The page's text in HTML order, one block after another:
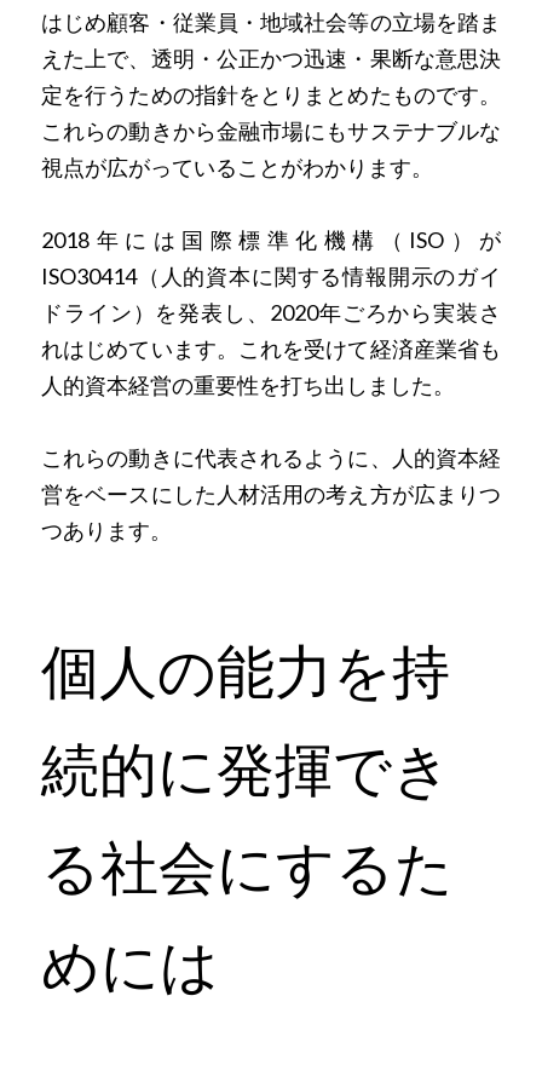
はじめ顧客・従業員・地域社会等の立場を踏ま
えた上で、透明・公正かつ迅速・果断な意思決
定を行うための指針をとりまとめたものです。
これらの動きから金融市場にもサステナブルな
視点が広がっていることがわかります。
2018年には国際標準化機構（ISO）が
ISO30414（人的資本に関する情報開示のガイ
ドライン）を発表し、2020年ごろから実装さ
れはじめています。これを受けて経済産業省も
人的資本経営の重要性を打ち出しました。
これらの動きに代表されるように、人的資本経
営をベースにした人材活用の考え方が広まりつ
つあります。
個人の能力を持
続的に発揮でき
る社会にするた
めには